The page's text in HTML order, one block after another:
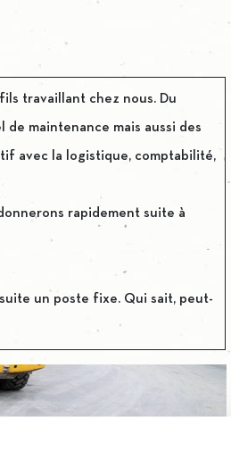
travaillant chez nous. Du
maintenance mais aussi des
avec la logistique, comptabilité,
rapidement suite à
un poste fixe. Qui sait, peut-